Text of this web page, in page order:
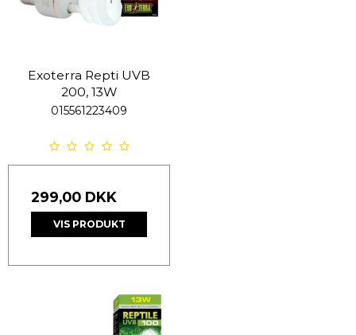
Exoterra Repti UVB
200, 13W
015561223409
299,00 DKK
VIS PRODUKT